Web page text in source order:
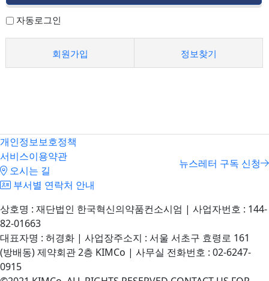
자동로그인
회원가입 정보찾기
개인정보보호정책
서비스이용약관
오시는 길
부서별 연락처 안내
뉴스레터 구독 신청
상호명 : 재단법인 한국혁신의약품컨소시엄 | 사업자번호 : 144-
82-01663
대표자명 : 허경화 | 사업장주소지 : 서울 서초구 효령로 161
(방배동) 제약회관 2층 KIMCo | 사무실 전화번호 : 02-6247-
0915